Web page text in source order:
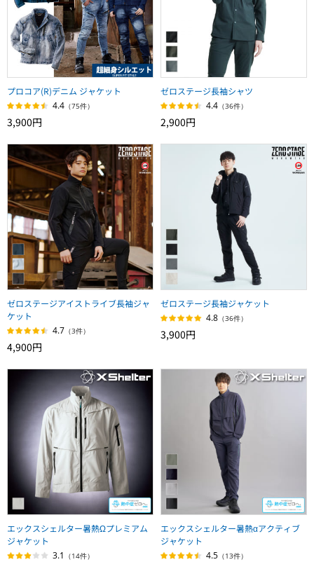
プロコア(R)デニム ジャケット
4.4 （75件）
3,900円
ゼロステージ長袖シャツ
4.4 （36件）
2,900円
ゼロステージアイストライブ長袖ジャ
ケット
4.7 （3件）
4,900円
ゼロステージ長袖ジャケット
4.8 （36件）
3,900円
エックスシェルター暑熱Ωプレミアム
ジャケット
3.1 （14件）
エックスシェルター暑熱αアクティブ
ジャケット
4.5 （13件）